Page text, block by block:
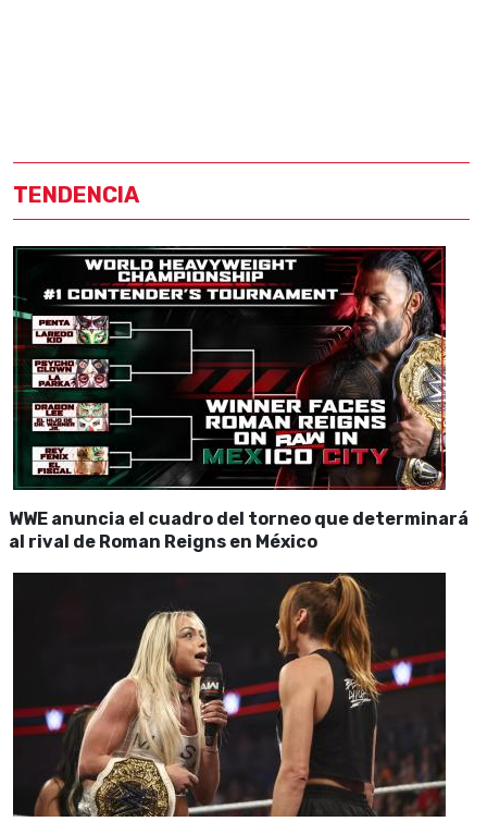
TENDENCIA
WWE anuncia el cuadro del torneo que determinará
al rival de Roman Reigns en México